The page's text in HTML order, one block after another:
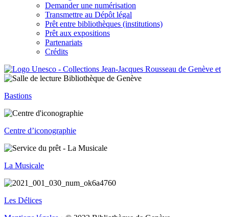
Demander une numérisation
Transmettre au Dépôt légal
Prêt entre bibliothèques (institutions)
Prêt aux expositions
Partenariats
Crédits
Bastions
Centre d’iconographie
La Musicale
Les Délices